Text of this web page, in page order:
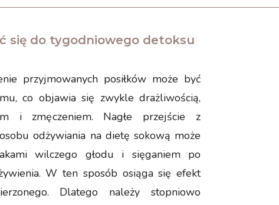
się do tygodniowego detoksu
przyjmowanych posiłków może być
co objawia się zwykle drażliwością,
i zmęczeniem. Nagłe przejście z
odżywiania na dietę sokową może
wilczego głodu i sięganiem po
W ten sposób osiąga się efekt
Dlatego należy stopniowo